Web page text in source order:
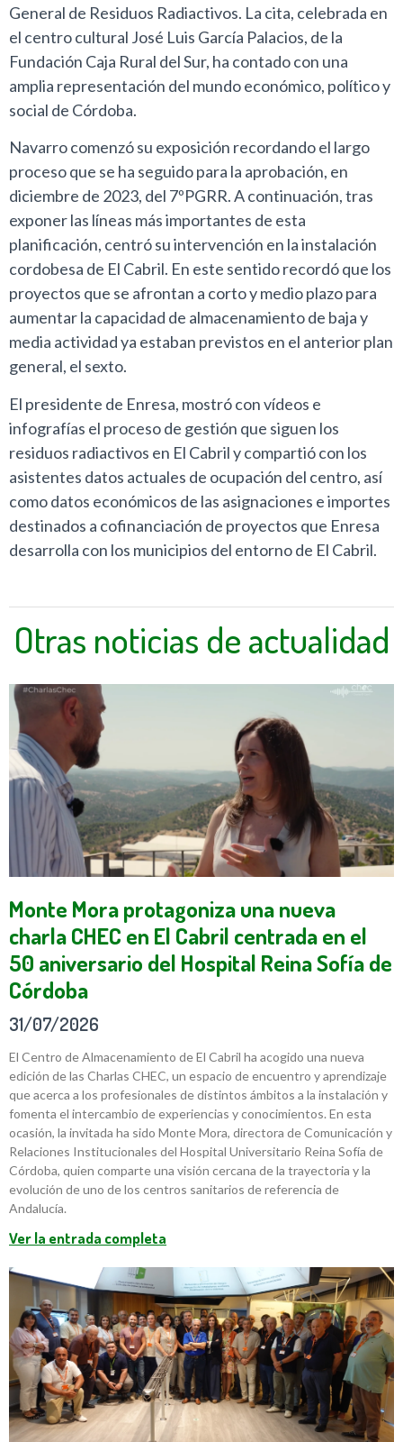
General de Residuos Radiactivos. La cita, celebrada en
el centro cultural José Luis García Palacios, de la
Fundación Caja Rural del Sur, ha contado con una
amplia representación del mundo económico, político y
social de Córdoba.
Navarro comenzó su exposición recordando el largo
proceso que se ha seguido para la aprobación, en
diciembre de 2023, del 7ºPGRR. A continuación, tras
exponer las líneas más importantes de esta
planificación, centró su intervención en la instalación
cordobesa de El Cabril. En este sentido recordó que los
proyectos que se afrontan a corto y medio plazo para
aumentar la capacidad de almacenamiento de baja y
media actividad ya estaban previstos en el anterior plan
general, el sexto.
El presidente de Enresa, mostró con vídeos e
infografías el proceso de gestión que siguen los
residuos radiactivos en El Cabril y compartió con los
asistentes datos actuales de ocupación del centro, así
como datos económicos de las asignaciones e importes
destinados a cofinanciación de proyectos que Enresa
desarrolla con los municipios del entorno de El Cabril.
Otras noticias de actualidad
Monte Mora protagoniza una nueva
charla CHEC en El Cabril centrada en el
50 aniversario del Hospital Reina Sofía de
Córdoba
31/07/2026
El Centro de Almacenamiento de El Cabril ha acogido una nueva
edición de las Charlas CHEC, un espacio de encuentro y aprendizaje
que acerca a los profesionales de distintos ámbitos a la instalación y
fomenta el intercambio de experiencias y conocimientos. En esta
ocasión, la invitada ha sido Monte Mora, directora de Comunicación y
Relaciones Institucionales del Hospital Universitario Reina Sofía de
Córdoba, quien comparte una visión cercana de la trayectoria y la
evolución de uno de los centros sanitarios de referencia de
Andalucía.
Ver la entrada completa